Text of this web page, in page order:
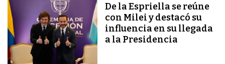
De la Espriella se reúne
con Milei y destacó su
influencia en su llegada
a la Presidencia